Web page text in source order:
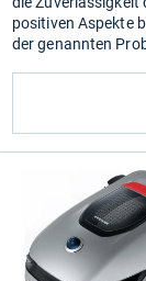
positiven Aspekte
der genannten